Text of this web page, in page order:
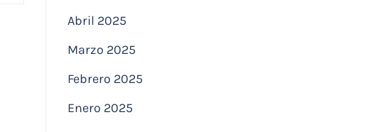
Abril 2025
Marzo 2025
Febrero 2025
Enero 2025